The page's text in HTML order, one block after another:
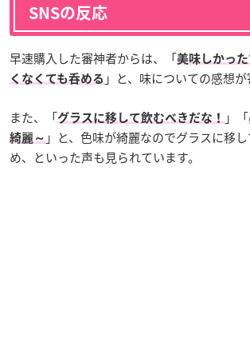
SNSの反応
早速購入した審神者からは、「美味しかった
くなくても呑める 」と、味についての感想が
また、「グラスに移して飲むべきだな！ 」「
綺麗～ 」と、色味が綺麗なのでグラスに移
め、といった声も見られています。